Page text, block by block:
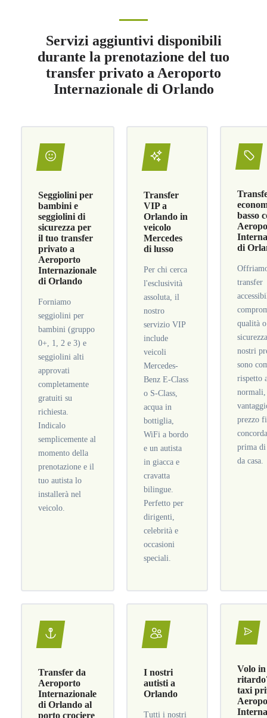
Servizi aggiuntivi disponibili
durante la prenotazione del tuo
transfer privato a Aeroporto
Internazionale di Orlando
Seggiolini per
bambini e
seggiolini di
sicurezza per
il tuo transfer
privato a
Aeroporto
Internazionale
di Orlando
Forniamo
seggiolini per
bambini (gruppo
0+, 1, 2 e 3) e
seggiolini alti
approvati
completamente
gratuiti su
richiesta.
Indicalo
semplicemente al
momento della
prenotazione e il
tuo autista lo
installerà nel
veicolo.
Transfer
VIP a
Orlando in
veicolo
Mercedes
di lusso
Per chi cerca
l'esclusività
assoluta, il
nostro
servizio VIP
include
veicoli
Mercedes-
Benz E-Class
o S-Class,
acqua in
bottiglia,
WiFi a bordo
e un autista
in giacca e
cravatta
bilingue.
Perfetto per
dirigenti,
celebrità e
occasioni
speciali.
basso
di
transfer
qualità o
nostri
sono
rispetto
prezzo
prima
da casa.
Transfer da
Aeroporto
Internazionale
di Orlando al
porto crociere
I nostri
autisti a
Orlando
Tutti i nostri
Volo in
taxi